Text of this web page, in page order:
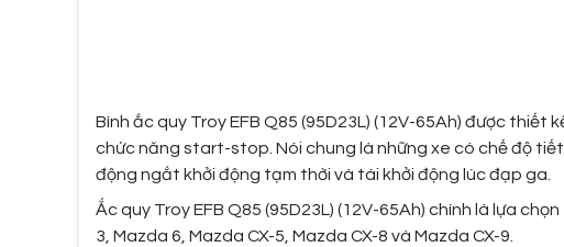
Bình ắc quy Troy EFB Q85 (95D23L) (12V-65Ah) được thiết
chức năng start-stop. Nói chung là những xe có chế độ
động ngắt khởi động tạm thời và tái khởi động lúc đạp ga.
Ắc quy Troy EFB Q85 (95D23L) (12V-65Ah) chính là lựa
3, Mazda 6, Mazda CX-5, Mazda CX-8 và Mazda CX-9.